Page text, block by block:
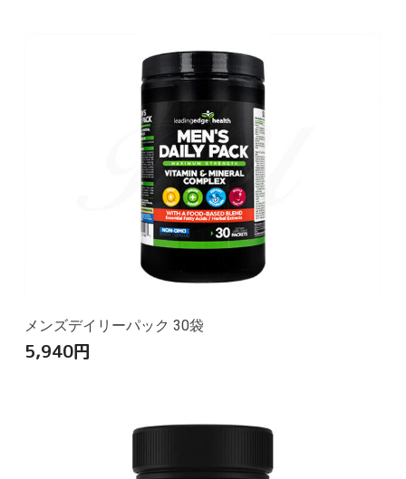
メンズデイリーパック 30袋
5,940円